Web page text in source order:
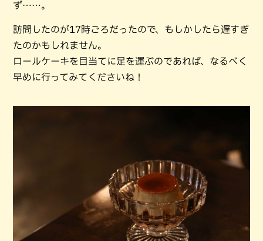
ず……。
訪問したのが17時ごろだったので、もしかしたら遅すぎ
たのかもしれません。
ロールケーキを目当てに足を運ぶのであれば、なるべく
早めに行ってみてくださいね！